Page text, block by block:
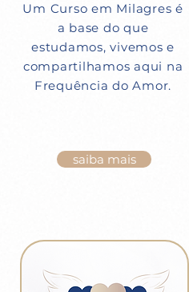
Um Curso em Milagres é
a base do que
estudamos, vivemos e
compartilhamos aqui na
Frequência do Amor.
saiba mais